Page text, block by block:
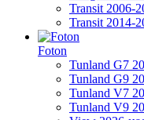
Transit 2006-
Transit 2014-
Foton
Tunland G7
Tunland G9
Tunland V7
Tunland V9